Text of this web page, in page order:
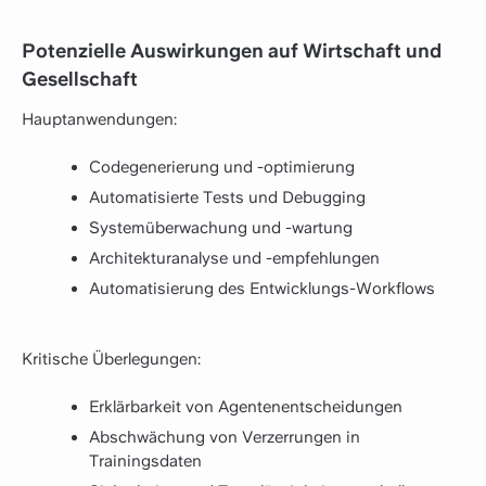
Potenzielle Auswirkungen auf Wirtschaft und
Gesellschaft
Hauptanwendungen:
Codegenerierung und -optimierung
Automatisierte Tests und Debugging
Systemüberwachung und -wartung
Architekturanalyse und -empfehlungen
Automatisierung des Entwicklungs-Workflows
Kritische Überlegungen:
Erklärbarkeit von Agentenentscheidungen
Abschwächung von Verzerrungen in
Trainingsdaten